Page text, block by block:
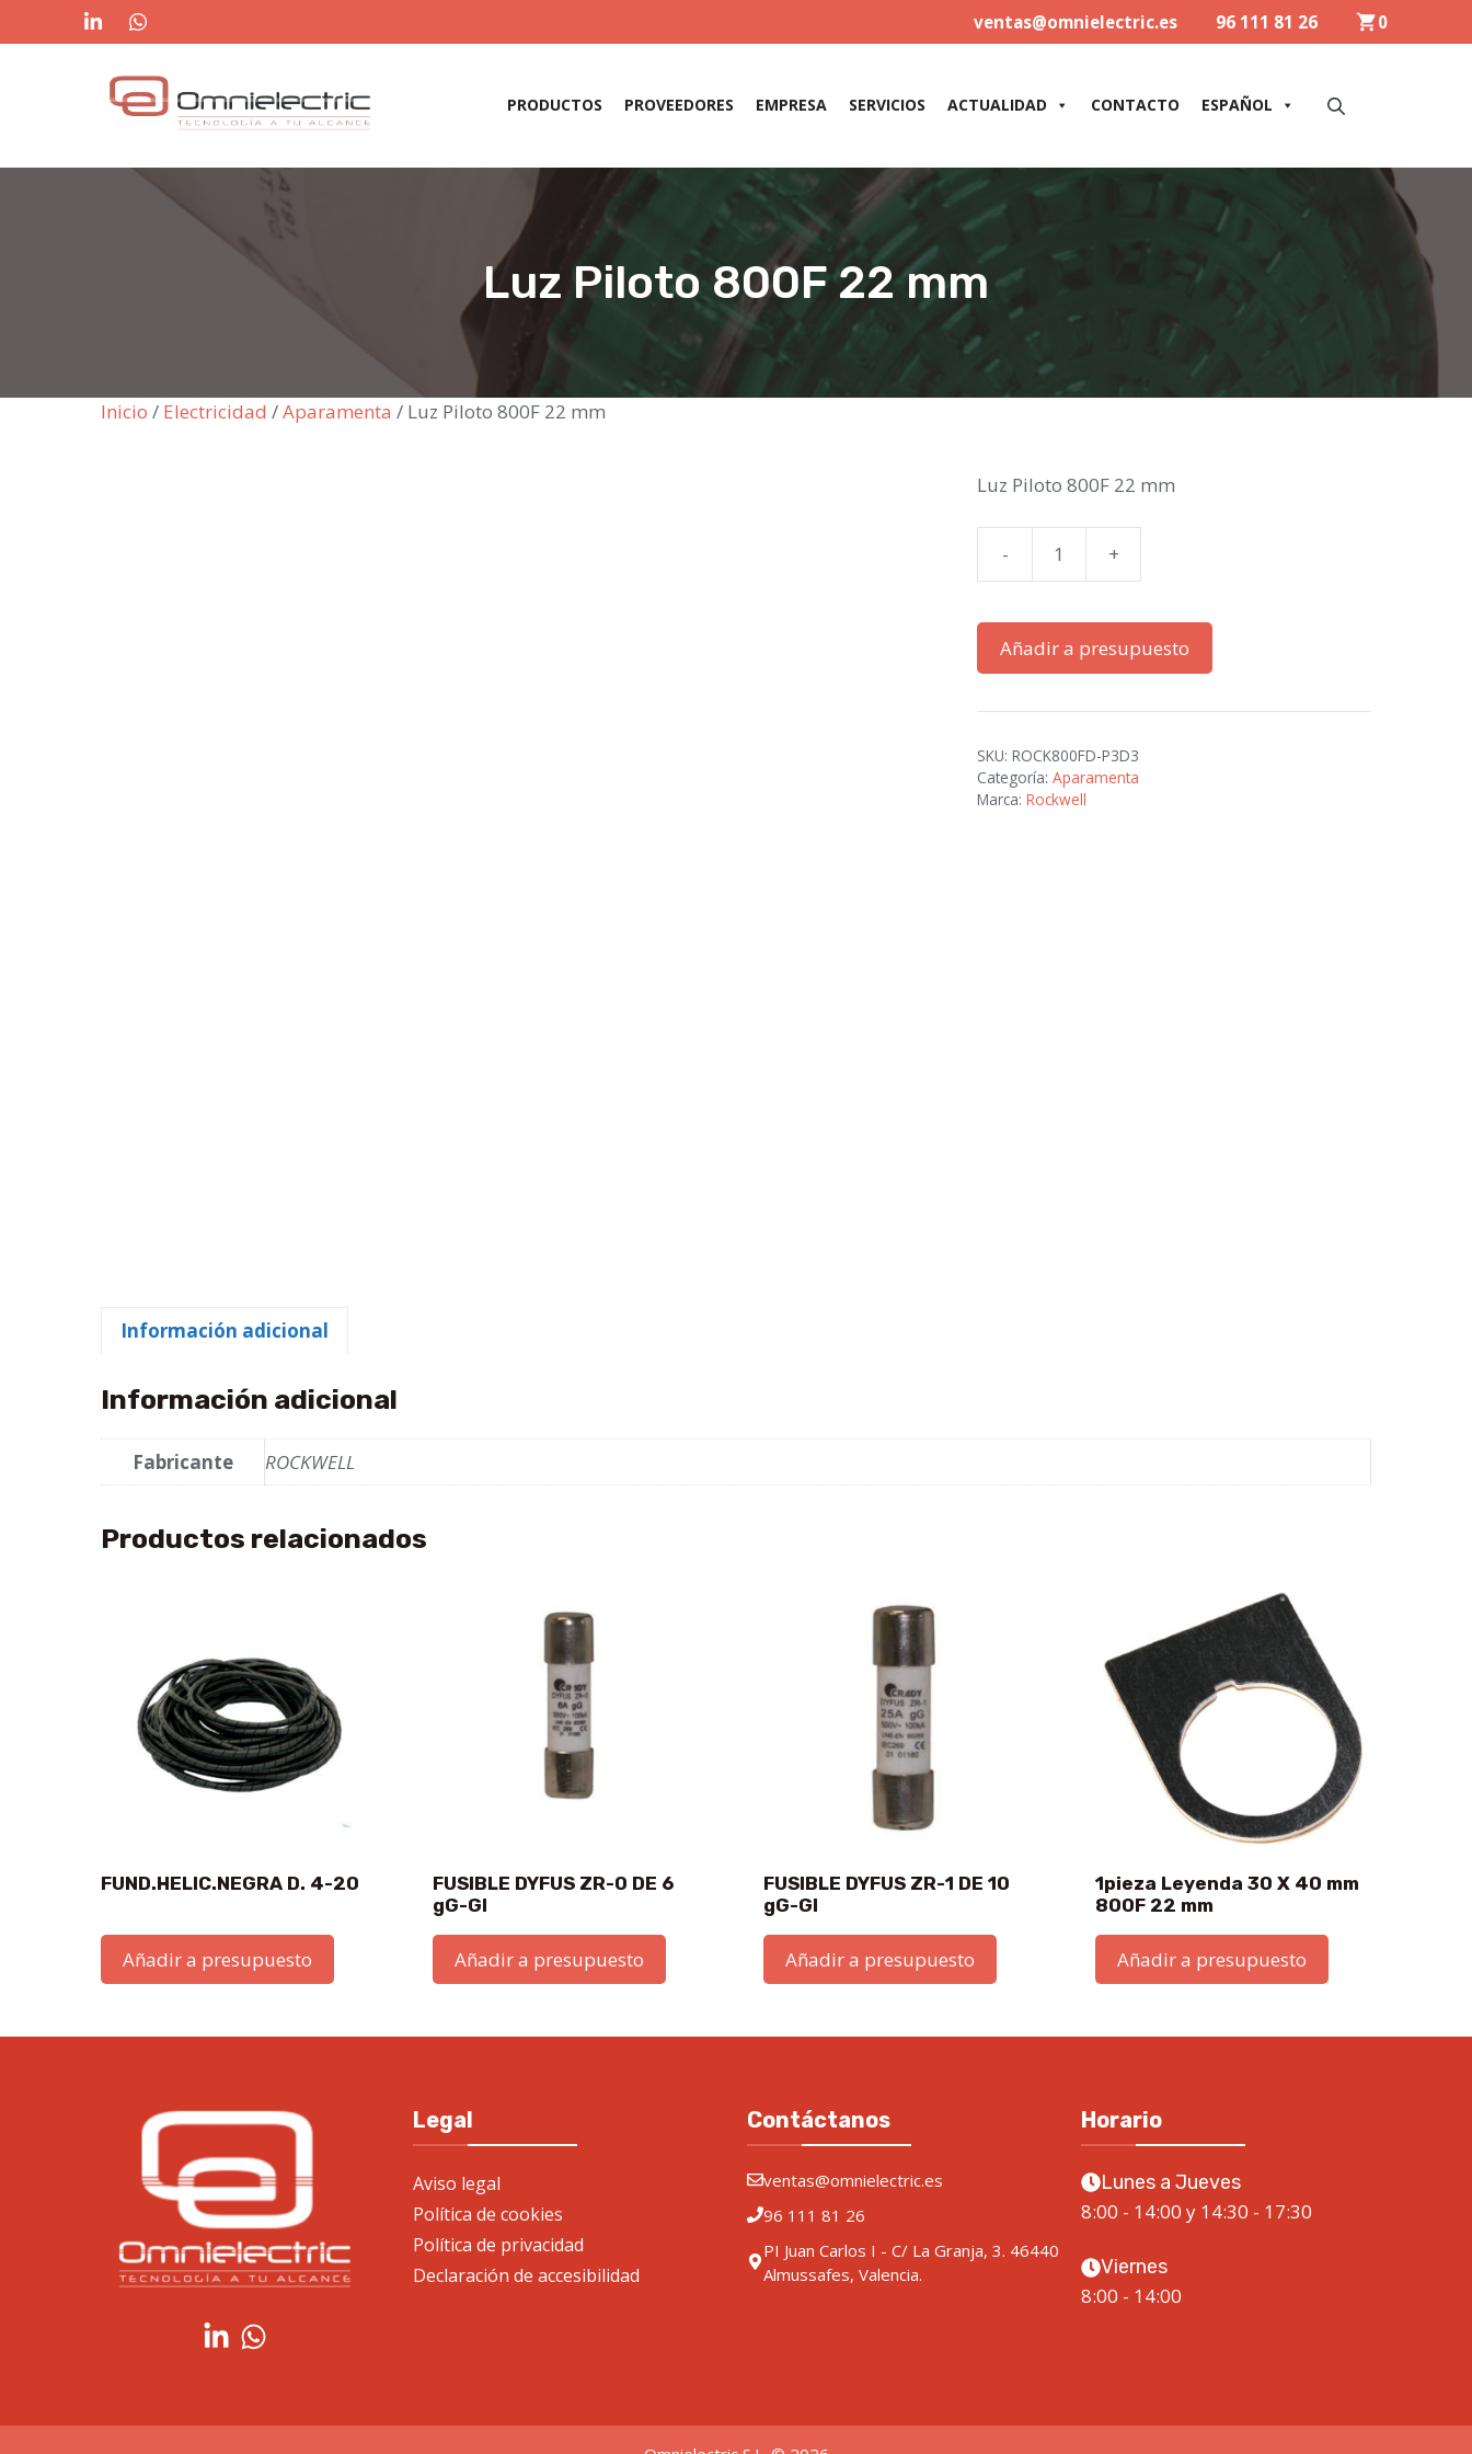
al
ventas@omnielectric.es 96 111 81 26 0
PRODUCTOS PROVEEDORES EMPRESA SERVICIOS ACTUALIDAD CONTACTO ESPAÑOL
Luz Piloto 800F 22 mm
Inicio / Electricidad /Aparamenta / Luz Piloto 800F 22 mm
Luz Piloto 800F 22 mm
-
Luz
800F
22
mm
+
Añadir a presupuesto
SKU:ROCK800FD-P3D3
Categoría:Aparamenta
Marca:Rockwell
Información adicional
Información adicional
Fabricante ROCKWELL
Productos relacionados
FUND.HELIC.NEGRA D. 4-20
Añadir a presupuesto
FUSIBLE DYFUS ZR-0 DE 6
gG-GI
Añadir a presupuesto
FUSIBLE DYFUS ZR-1 DE 10
gG-GI
Añadir a presupuesto
1pieza Leyenda 30 X 40 mm
800F 22 mm
Añadir a presupuesto
Legal
Aviso legal
Política de cookies
Política de privacidad
Declaración de accesibilidad
Contáctanos
ventas@omnielectric.es
96 111 81 26
PI Juan Carlos I - C/ La Granja, 3. 46440
Almussafes, Valencia.
Horario
Lunes a Jueves
8:00 - 14:00 y 14:30 - 17:30
Viernes
8:00 - 14:00